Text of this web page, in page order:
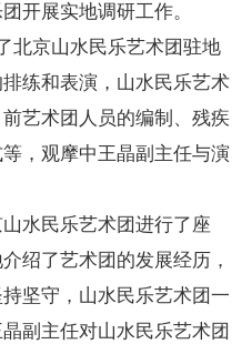
开展实地调研工作。
北京山水民乐艺术团驻地
练和表演，山水民乐艺术
艺术团人员的编制、残疾
，观摩中王晶副主任与演
水民乐艺术团进行了座
绍了艺术团的发展经历，
坚守，山水民乐艺术团一
副主任对山水民乐艺术团